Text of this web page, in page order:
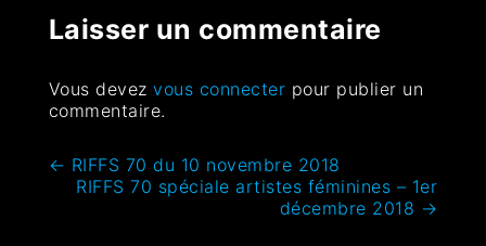
Laisser un commentaire
Vous devezvous connecter pour publier un
commentaire.
← RIFFS 70 du 10 novembre 2018
RIFFS 70 spéciale artistes féminines – 1er
décembre 2018 →